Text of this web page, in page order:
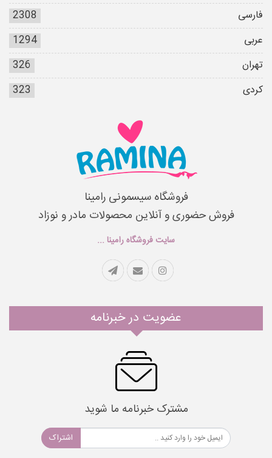
فارسی
2308
عربی
1294
تهران
326
کردی
323
فروشگاه سیسمونی رامینا
فروش حضوری و آنلاین محصولات مادر و نوزاد
سایت فروشگاه رامینا ...
عضویت در خبرنامه
مشترک خبرنامه ما شوید
اشتراک